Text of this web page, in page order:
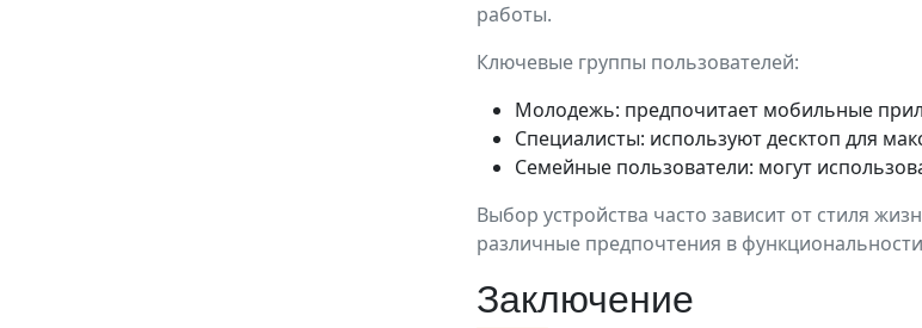
работы.
Ключевые группы пользователей:
Молодежь: предпочитает мобильные
Специалисты: используют десктоп для
Семейные пользователи: могут
Выбор устройства часто зависит от стиля
различные предпочтения в
Заключение